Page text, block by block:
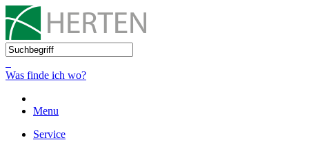
Was finde ich wo?
Menu
Service